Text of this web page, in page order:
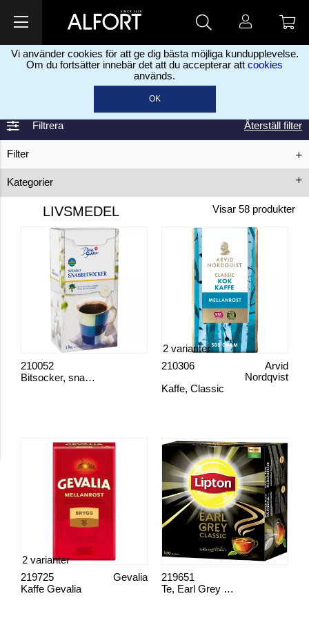
Vi använder cookies för att ge dig bästa möjliga kundupplevelse.
Om du fortsätter innebär det att du accepterar att cookies
används.
OK
Livsmedel
Filtrera
Filter
Kategorier
Återställ filter
LIVSMEDEL Visar 58 produkter
Bitsocker, snabblösligt
210052
Kaffe, Classic
Arvid
Nordqvist
210306
2 varianter
Kaffe Gevalia
Gevalia
219725
2 varianter
Te, Earl Grey 100 påsar
219651